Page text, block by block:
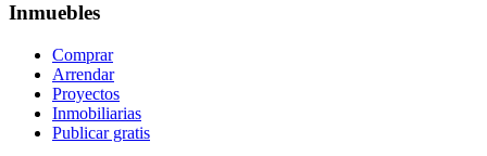
Inmuebles
Comprar
Arrendar
Proyectos
Inmobiliarias
Publicar gratis